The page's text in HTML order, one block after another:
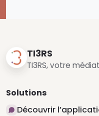
TI3RS
TI3RS, votre
Solutions
Découvrir